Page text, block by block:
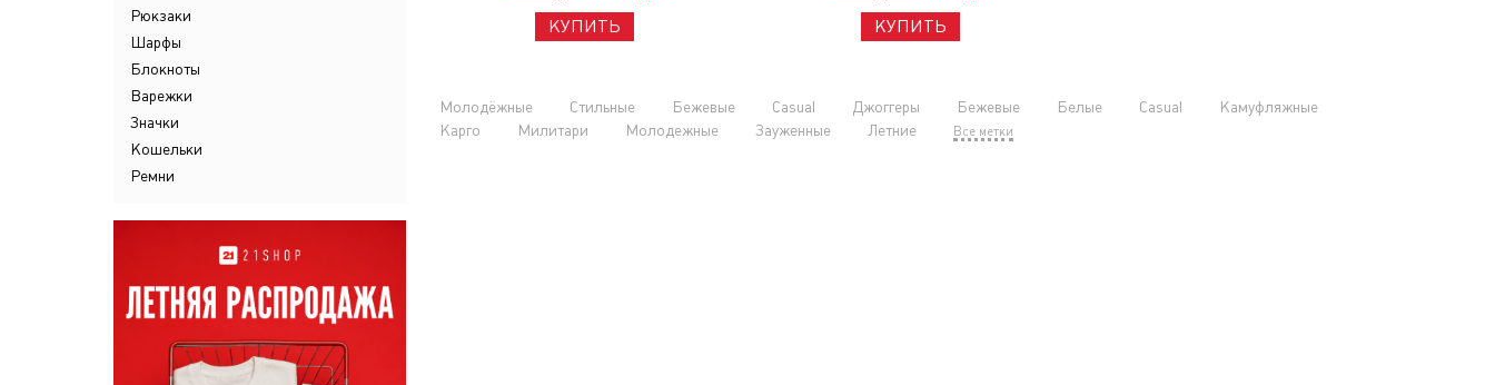
Рюкзаки
Шарфы
Блокноты
Варежки
Значки
Кошельки
Ремни
КУПИТЬ КУПИТЬ
Молодёжные Стильные Бежевые Casual Джоггеры Бежевые Белые Casual
Камуфляжные
Карго
Милитари Молодежные Зауженные Летние Все метки